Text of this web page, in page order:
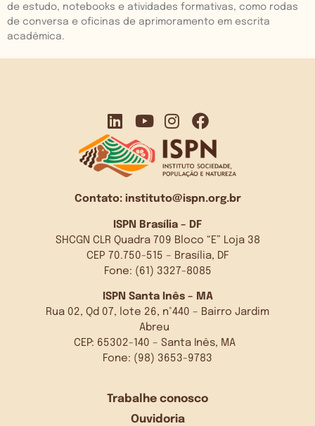
de estudo, notebooks e atividades formativas, como rodas
de conversa e oficinas de aprimoramento em escrita
acadêmica.
Contato: instituto@ispn.org.br
ISPN Brasília – DF
SHCGN CLR Quadra 709 Bloco “E” Loja 38
CEP 70.750-515 – Brasília, DF
Fone: (61) 3327-8085
ISPN Santa Inês – MA
Rua 02, Qd 07, lote 26, n°440 – Bairro Jardim
Abreu
CEP: 65302-140 – Santa Inês, MA
Fone: (98) 3653-9783
Trabalhe conosco
Ouvidoria